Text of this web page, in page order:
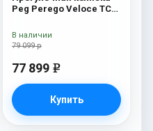
Peg Perego Veloce TC
Peg Perego Veloce TC
(Astral New)
79 099 р
77 899 e
Купить
В наличии